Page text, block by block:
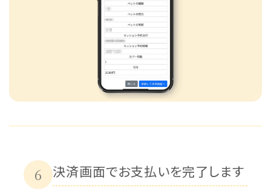
6 決済画面でお支払いを完了します